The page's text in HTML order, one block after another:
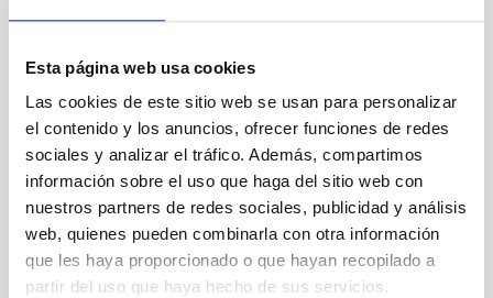
Esta página web usa cookies
Las cookies de este sitio web se usan para personalizar
el contenido y los anuncios, ofrecer funciones de redes
sociales y analizar el tráfico. Además, compartimos
información sobre el uso que haga del sitio web con
nuestros partners de redes sociales, publicidad y análisis
web, quienes pueden combinarla con otra información
que les haya proporcionado o que hayan recopilado a
partir del uso que haya hecho de sus servicios.
DOLORES
InstrumentImagingSpectrograph